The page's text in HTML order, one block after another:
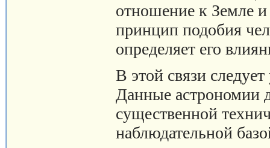
отношение к Земле
принцип подобия
определяет его
В этой связи
Данные астрономии
существенной
наблюдательной